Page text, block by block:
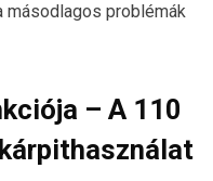
másodlagos problémák
– A 110